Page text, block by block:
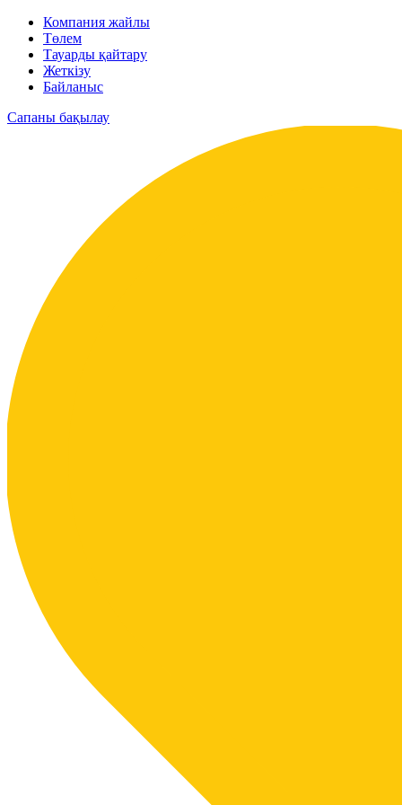
Компания жайлы
Төлем
Тауарды қайтару
Жеткізу
Байланыс
Сапаны бақылау